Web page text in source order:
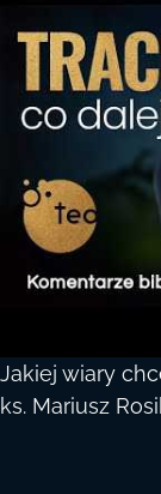
Jakiej wiary
ks. Mariusz